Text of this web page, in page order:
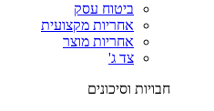
ביטוח עסק
אחריות מקצועית
אחריות מוצר
צד ג'
חבויות וסיכונים